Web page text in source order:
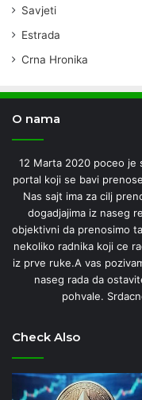
Savjeti
Estrada
Crna Hronika
O nama
12 Marta 2020 poceo je
portal koji se bavi
Nas sajt ima za cilj
dogadjajima iz naseg
objektivni da prenosimo
nekoliko radnika koji ce
iz prve ruke.A vas
naseg rada da
pohvale.
Check Also